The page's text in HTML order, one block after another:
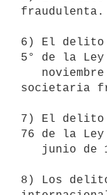
fraudulenta.
6) El delito
5° de la Ley
societaria
7) El delito
76 de la
8) Los